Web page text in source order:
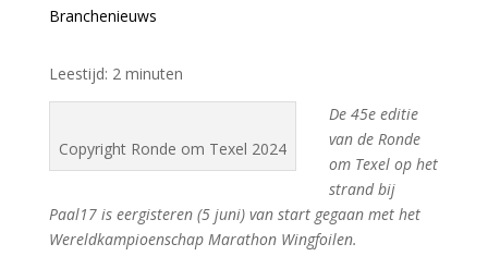
Branchenieuws
Leestijd: 2 minuten
Copyright Ronde om Texel 2024
De 45e editie
van de Ronde
om Texel op het
strand bij
Paal17 is eergisteren (5 juni) van start gegaan met het
Wereldkampioenschap Marathon Wingfoilen.